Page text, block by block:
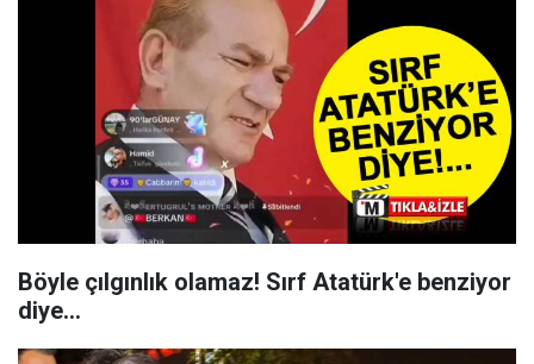
Böyle çılgınlık olamaz! Sırf Atatürk'e benziyor
diye...